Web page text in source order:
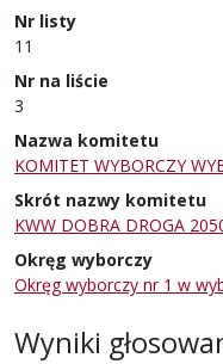
Nr listy
11
Nr na liście
3
Nazwa komitetu
KOMITET WYBORCZY
Skrót nazwy komitetu
KWW DOBRA DROGA
Okręg wyborczy
Okręg wyborczy nr 1 w
Wyniki